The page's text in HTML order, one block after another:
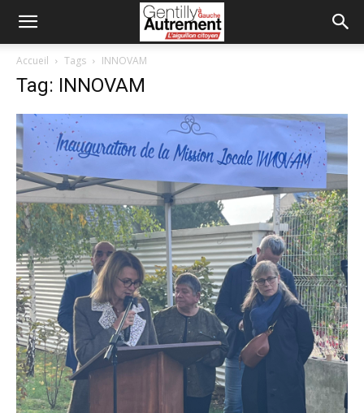
Accueil Tags INNOVAM
Tag: INNOVAM